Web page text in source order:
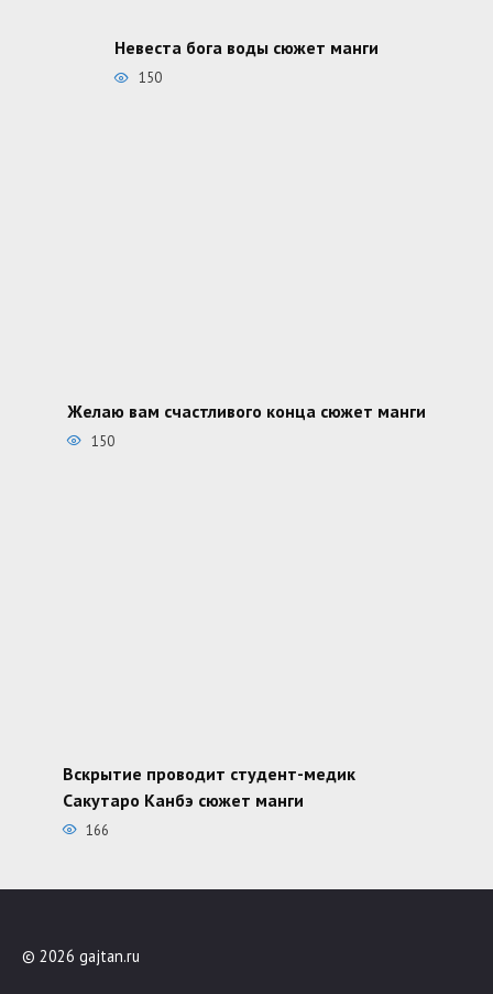
Невеста бога воды сюжет манги
150
Желаю вам счастливого конца сюжет манги
150
Вскрытие проводит студент-медик
Сакутаро Канбэ сюжет манги
166
© 2026 gajtan.ru